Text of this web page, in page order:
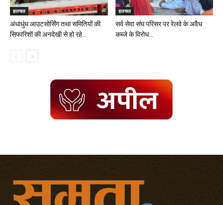
हलचल
अंधाधुंध आउटसोर्सिंग तथा समितियों की
सिफारिशों की अनदेखी से हो रहे...
हलचल
सर्व सेवा संघ परिसर पर रेलवे के अवैध
कब्जे के विरोध...